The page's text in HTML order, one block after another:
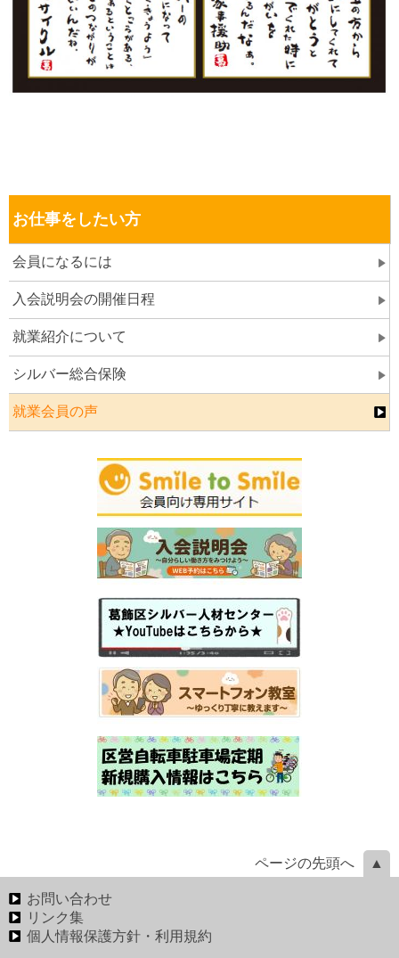
お仕事をしたい方
会員になるには
入会説明会の開催日程
就業紹介について
シルバー総合保険
就業会員の声
ページの先頭へ
お問い合わせ
リンク集
個人情報保護方針・利用規約